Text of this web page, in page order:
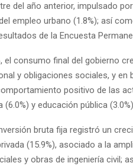
del año anterior, impulsado
empleo urbano (1.8%); así
de la Encuesta
el consumo final del gobierno
y obligaciones sociales, y en
positivo de las
y educación pública
bruta fija registró un
(15.9%), asociado a la
y obras de ingeniería civil;